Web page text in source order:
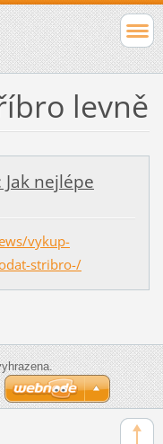
levně
nejlépe
vykup-
stribro-/